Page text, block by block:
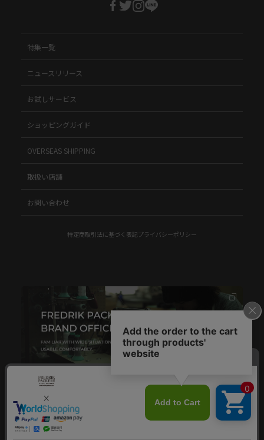
特集一覧
ニュースリリース
お試しサービス
ショッピングガイド
OVERSEAS SHIPPING
取扱い店舗
お問い合わせ
特定商取引法に基づく表記プライバシーポリシー